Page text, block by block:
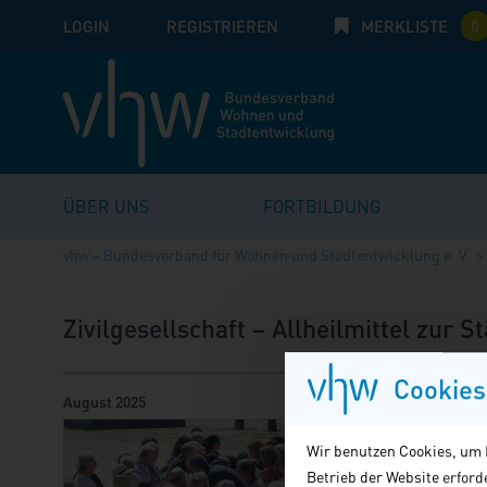
Cookies
Wir benutzen Cookies,
Betrieb der Website
LOGIN E-Mail Passwort:
REGISTRIEREN MERKLISTE 0
ÜBER UNS FORTBILDUNG
vhw – Bundesverband für Wohnen und Stadtentwicklung e. V.
Zivilgesellschaft – Allheilmittel zur
August 2025
Die